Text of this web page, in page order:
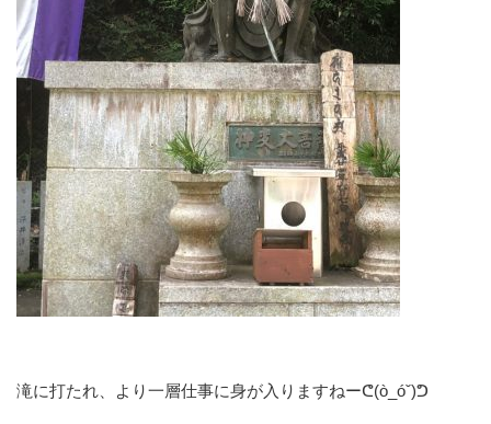
滝に打たれ、より一層仕事に身が入りますねーᕦ(ò_óˇ)ᕤ